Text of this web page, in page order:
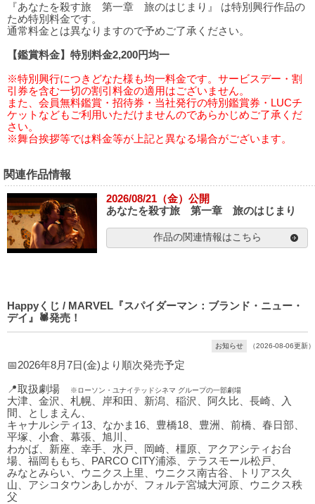
『あなたを殺す旅 第一章 旅のはじまり』 は特別興行作品の
ため特別料金です。
通常料金とは異なりますので予めご了承ください。
【鑑賞料金】特別料金2,200円均一
※特別興行につきどなた様も均一料金です。サービスデー・割
引券を含む一切の割引料金の適用はございません。
また、会員無料鑑賞・招待券・当社発行の特別鑑賞券・LUCチ
ケットなどもご利用いただけませんのであらかじめご了承くだ
さい。
※舞台挨拶等では料金等が上記と異なる場合がございます。
関連作品情報
2026/08/21（金）公開
あなたを殺す旅 第一章 旅のはじまり
作品の関連情報はこちら
Happyくじ / MARVEL『スパイダーマン：ブランド・ニュー・
デイ』🕷発売！
お知らせ （2026-08-06更新）
📅2026年8月7日(金)より順次発売予定
📍取扱劇場 ※ローソン・ユナイテッドシネマ グループの一部劇場
大津、金沢、札幌、岸和田、新潟、稲沢、阿久比、長崎、入
間、としまえん、
キャナルシティ13、なかま16、豊橋18、豊洲、前橋、春日部、
平塚、小倉、幕張、旭川、
わかば、新座、幸手、水戸、岡崎、橿原、アクアシティお台
場、福岡ももち、PARCO CITY浦添、テラスモール松戸、
みなとみらい、ウニクス上里、ウニクス南古谷、トリアス久
山、アシコタウンあしかが、フォルテ宮城大河原、ウニクス秩
父